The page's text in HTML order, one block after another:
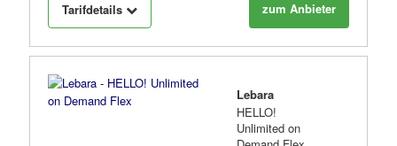
Tarifdetails zum Anbieter
Lebara
HELLO!
Unlimited on